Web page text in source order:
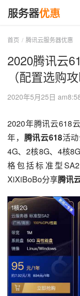
首页 腾讯云服务器优惠
2020腾讯云
（配置选购攻
2020年5月25日
2020年腾讯云618
年， 腾讯云618活
4G、2核8G、4核
格包括标准型
XiXiBoBo分享腾讯